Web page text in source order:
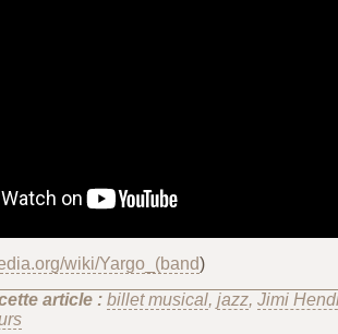
wiki/Yargo_(band)
article : billet musical, jazz, Jimi